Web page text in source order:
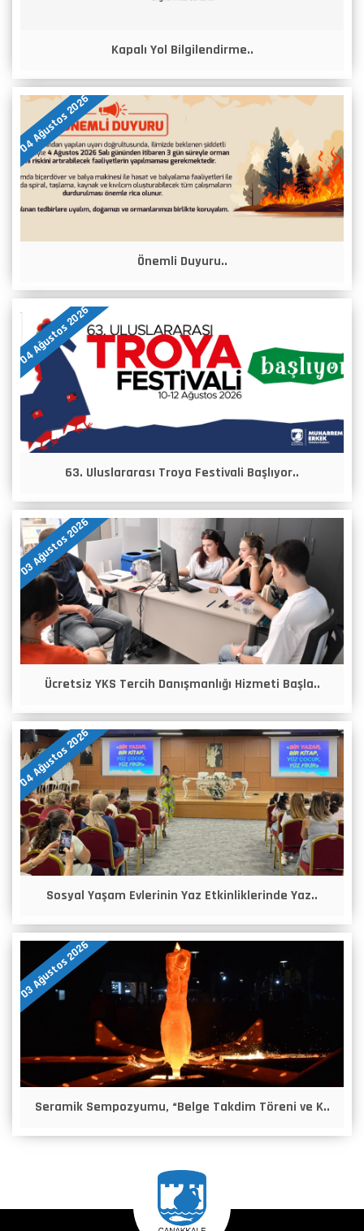
Kapalı Yol Bilgilendirme..
04 Ağustos 2026
Önemli Duyuru..
04 Ağustos 2026
63. Uluslararası Troya Festivali Başlıyor..
03 Ağustos 2026
Ücretsiz YKS Tercih Danışmanlığı Hizmeti Başla..
04 Ağustos 2026
Sosyal Yaşam Evlerinin Yaz Etkinliklerinde Yaz..
03 Ağustos 2026
Seramik Sempozyumu, “Belge Takdim Töreni ve K..